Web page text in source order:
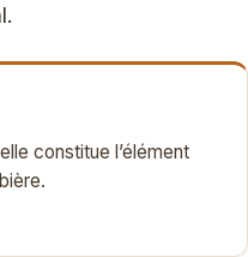
constitue l’élément